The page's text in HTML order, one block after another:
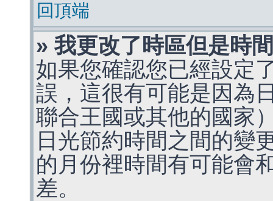
回頂端
» 我更改了時區但是時
如果您確認您已經設定
誤，這很有可能是因為
聯合王國或其他的國家
日光節約時間之間的變
的月份裡時間有可能會
差。